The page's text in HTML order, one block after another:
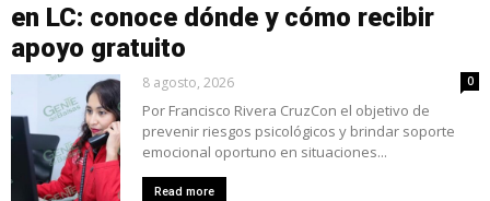
en LC: conoce dónde y cómo recibir
apoyo gratuito
8 agosto, 2026 0
Por Francisco Rivera CruzCon el objetivo de
prevenir riesgos psicológicos y brindar soporte
emocional oportuno en situaciones...
Read more